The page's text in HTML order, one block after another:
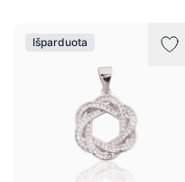
Išparduota